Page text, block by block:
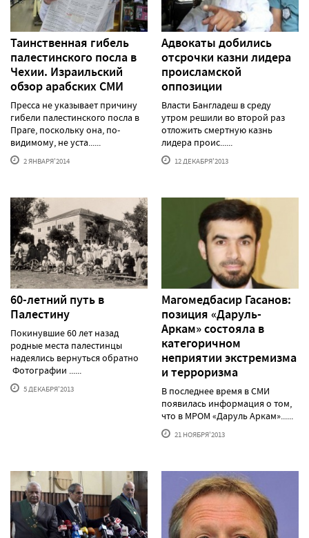
Таинственная гибель
палестинского посла в
Чехии. Израильский
обзор арабских СМИ
Пресса не указывает причину
гибели палестинского посла в
Праге, поскольку она, по-
видимому, не уста......
2 ЯНВАРЯ'2014
Адвокаты добились
отсрочки казни лидера
происламской
оппозиции
Власти Бангладеш в среду
утром решили во второй раз
отложить смертную казнь
лидера проис......
12 ДЕКАБРЯ'2013
60-летний путь в
Палестину
Покинувшие 60 лет назад
родные места палестинцы
надеялись вернуться обратно
Фотографии ......
5 ДЕКАБРЯ'2013
Магомедбасир Гасанов:
позиция «Даруль-
Аркам» состояла в
категоричном
неприятии экстремизма
и терроризма
В последнее время в СМИ
появилась информация о том,
что в МРОМ «Даруль Аркам»......
21 НОЯБРЯ'2013